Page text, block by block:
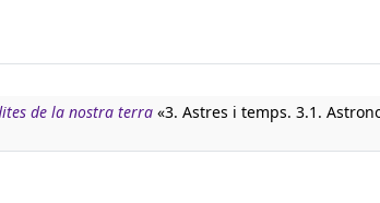
de la nostra terra «3. Astres i temps. 3.1.